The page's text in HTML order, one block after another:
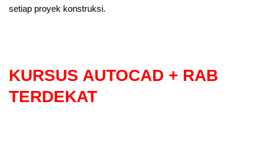
setiap proyek konstruksi.
KURSUS AUTOCAD + RAB
TERDEKAT